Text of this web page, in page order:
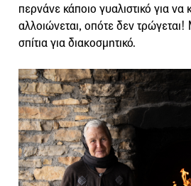
περνάνε κάποιο γυαλιστικό για να
αλλοιώνεται, οπότε δεν
σπίτια για διακοσμητικό.